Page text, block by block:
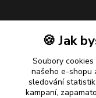
🍪 Jak
Soubory
našeho e-shopu
sledování
kampaní,